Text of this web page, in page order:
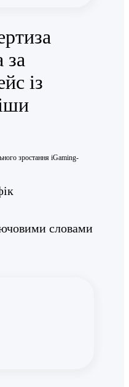
за
із
зростання iGaming-
словами